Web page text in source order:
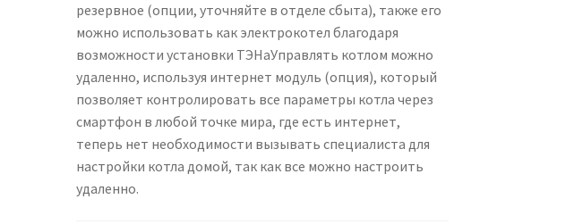
резервное (опции, уточняйте в отделе сбыта), также его
можно использовать как электрокотел благодаря
возможности установки ТЭНаУправлять котлом можно
удаленно, используя интернет модуль (опция), который
позволяет контролировать все параметры котла через
смартфон в любой точке мира, где есть интернет,
теперь нет необходимости вызывать специалиста для
настройки котла домой, так как все можно настроить
удаленно.